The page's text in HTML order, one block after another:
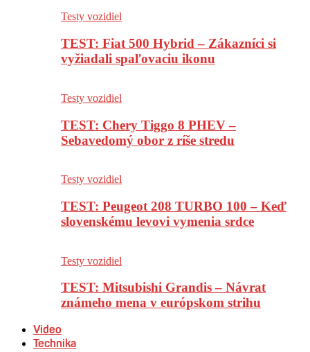
Testy vozidiel
TEST: Fiat 500 Hybrid – Zákazníci si
vyžiadali spaľovaciu ikonu
Testy vozidiel
TEST: Chery Tiggo 8 PHEV –
Sebavedomý obor z ríše stredu
Testy vozidiel
TEST: Peugeot 208 TURBO 100 – Keď
slovenskému levovi vymenia srdce
Testy vozidiel
TEST: Mitsubishi Grandis – Návrat
známeho mena v európskom strihu
Video
Technika